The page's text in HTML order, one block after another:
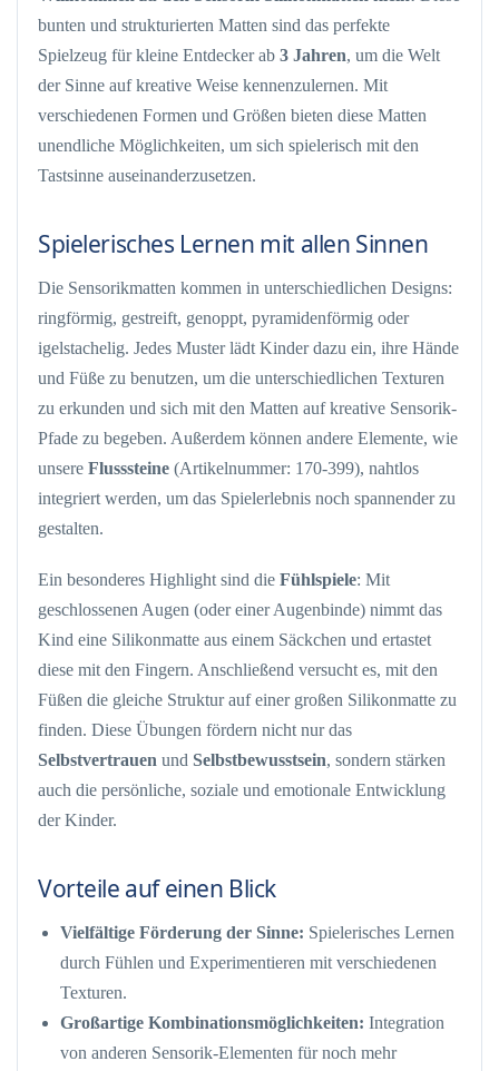
bunten und strukturierten Matten sind das perfekte
Spielzeug für kleine Entdecker ab 3 Jahren, um die Welt
der Sinne auf kreative Weise kennenzulernen. Mit
verschiedenen Formen und Größen bieten diese Matten
unendliche Möglichkeiten, um sich spielerisch mit den
Tastsinne auseinanderzusetzen.
Spielerisches Lernen mit allen Sinnen
Die Sensorikmatten kommen in unterschiedlichen Designs:
ringförmig, gestreift, genoppt, pyramidenförmig oder
igelstachelig. Jedes Muster lädt Kinder dazu ein, ihre Hände
und Füße zu benutzen, um die unterschiedlichen Texturen
zu erkunden und sich mit den Matten auf kreative Sensorik-
Pfade zu begeben. Außerdem können andere Elemente, wie
unsere Flusssteine (Artikelnummer: 170-399), nahtlos
integriert werden, um das Spielerlebnis noch spannender zu
gestalten.
Ein besonderes Highlight sind die Fühlspiele: Mit
geschlossenen Augen (oder einer Augenbinde) nimmt das
Kind eine Silikonmatte aus einem Säckchen und ertastet
diese mit den Fingern. Anschließend versucht es, mit den
Füßen die gleiche Struktur auf einer großen Silikonmatte zu
finden. Diese Übungen fördern nicht nur das
Selbstvertrauen und Selbstbewusstsein, sondern stärken
auch die persönliche, soziale und emotionale Entwicklung
der Kinder.
Vorteile auf einen Blick
Vielfältige Förderung der Sinne: Spielerisches Lernen
durch Fühlen und Experimentieren mit verschiedenen
Texturen.
Großartige Kombinationsmöglichkeiten: Integration
von anderen Sensorik-Elementen für noch mehr